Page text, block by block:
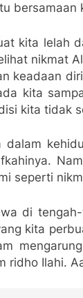
kita lelah
nikmat
keadaan
kita
kita tidak
dalam
seperti
di
kita
ridho Ilahi.